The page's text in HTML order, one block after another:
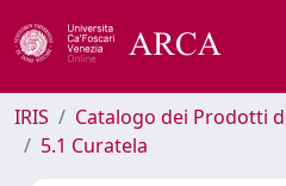
IRIS Catalogo dei Prodotti
5.1 Curatela